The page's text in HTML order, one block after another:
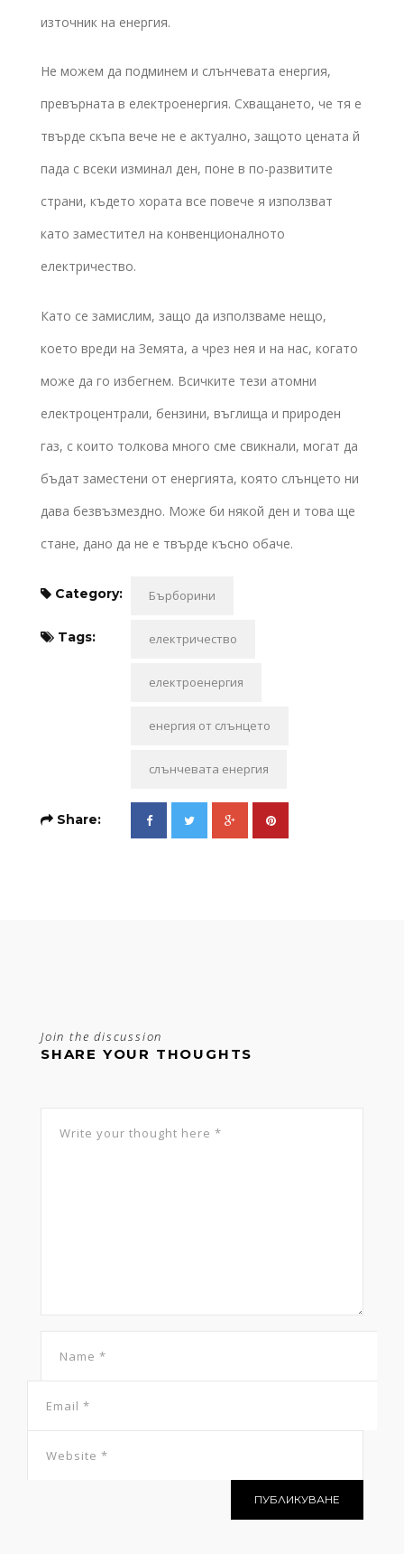
източник на енергия.
Не можем да подминем и слънчевата енергия,
превърната в електроенергия. Схващането, че тя е
твърде скъпа вече не е актуално, защото цената й
пада с всеки изминал ден, поне в по-развитите
страни, където хората все повече я използват
като заместител на конвенционалното
електричество.
Като се замислим, защо да използваме нещо,
което вреди на Земята, а чрез нея и на нас, когато
може да го избегнем. Всичките тези атомни
електроцентрали, бензини, въглища и природен
газ, с които толкова много сме свикнали, могат да
бъдат заместени от енергията, която слънцето ни
дава безвъзмездно. Може би някой ден и това ще
стане, дано да не е твърде късно обаче.
Category: Бърборини
Tags: електричество
електроенергия
енергия от слънцето
слънчевата енергия
Share:
Join the discussion
SHARE YOUR THOUGHTS